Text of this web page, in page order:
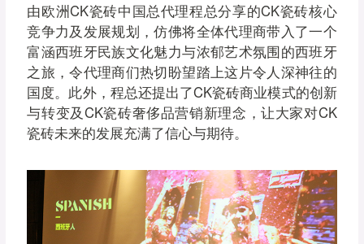
由欧洲CK瓷砖中国总代理程总分享的CK瓷砖核心
竞争力及发展规划，仿佛将全体代理商带入了一个
富涵西班牙民族文化魅力与浓郁艺术氛围的西班牙
之旅，令代理商们热切盼望踏上这片令人深神往的
国度。此外，程总还提出了CK瓷砖商业模式的创新
与转变及CK瓷砖奢侈品营销新理念，让大家对CK
瓷砖未来的发展充满了信心与期待。